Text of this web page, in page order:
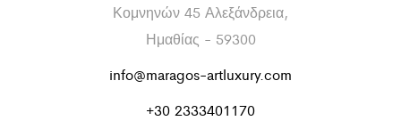
Κομνηνών 45 Αλεξάνδρεια,
Ημαθίας - 59300
info@maragos-artluxury.com
+30 2333401170